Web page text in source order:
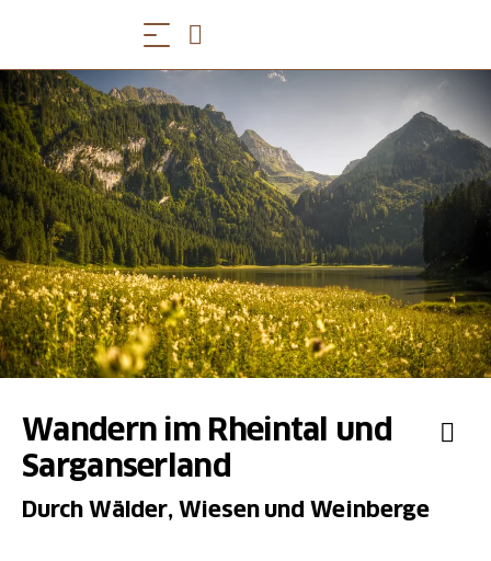
Wandern im Rheintal und
Sarganserland
Durch Wälder, Wiesen und Weinberge